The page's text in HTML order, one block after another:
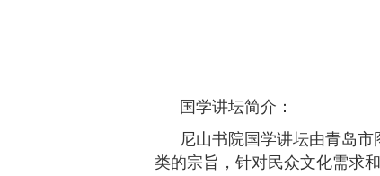
国学讲坛简介：
尼山书院国学讲坛由青岛
类的宗旨，针对民众文化需求